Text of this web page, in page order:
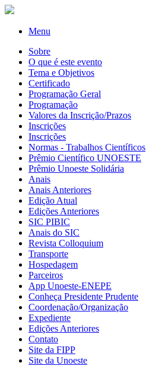
Menu
Sobre
O que é este evento
Tema e Objetivos
Certificado
Programação Geral
Programação
Valores da Inscrição/Prazos
Inscrições
Inscrições
Normas - Trabalhos Científicos
Prêmio Científico UNOESTE
Prêmio Unoeste Solidária
Anais
Anais Anteriores
Edição Atual
Edições Anteriores
SIC PIBIC
Anais do SIC
Revista Colloquium
Transporte
Hospedagem
Parceiros
App Unoeste-ENEPE
Conheça Presidente Prudente
Coordenação/Organização
Expediente
Edições Anteriores
Contato
Site da FIPP
Site da Unoeste